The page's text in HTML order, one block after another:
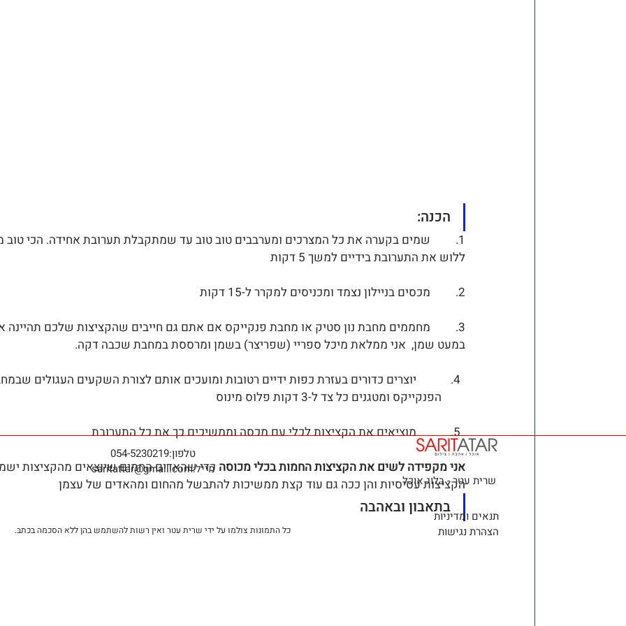
הכנה:
1.         שמים בקערה את כל המצרכים ומערבבים טוב טוב עד שמתקבלת תערובת אחידה. הכי
ללוש את התערובת בידיים למשך 5 דקות
2.         מכסים בניילון נצמד ומכניסים למקרר ל-15 דקות
3.         מחממים מחבת נון סטיק או מחבת פנקייקס אם אתם גם חייבים שהקציצות שלכם תהיינה
במעט שמן,  אני ממלאת מיכל ספריי (שפריצר) בשמן ומרססת במחבת שכבה דקה.
יוצרים כדורים בעזרת כפות ידיים רטובות ומועכים אותם לצורת השקעים העגולים
הפנקייקס ומטגנים כל צד ל-3 דקות פלוס מינוס
         מוציאים את הקציצות לכלי עם מכסה וממשיכים כך את כל התערובת
אני מקפידה לשים את הקציצות החמות בכלי מכוסה כדי שהאדים החמים שיוצאים מהקציצות
הקציצות עסיסיות והן ככה גם עוד קצת ממשיכות להתבשל מהחום ומהאדים של עצמן
בתאבון ובאהבה
שרית עטר - בלוג אוכל
טלפון: 054-5230219
מייל:saritattar@gmail.com
תנאים ומדיניות
כל התמונות צולמו על ידי שרית עטר ואין רשות להשתמש בהן ללא הסכמה בכתב. הצהרת נגישות